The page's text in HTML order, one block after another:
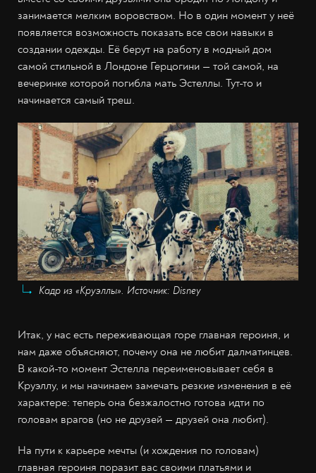
занимается мелким воровством. Но в один момент у неё
появляется возможность показать все свои навыки в
создании одежды. Её берут на работу в модный дом
самой стильной в Лондоне Герцогини — той самой, на
вечеринке которой погибла мать Эстеллы. Тут-то и
начинается самый треш.
Кадр из «Круэллы». Источник: Disney
Итак, у нас есть переживающая горе главная героиня, и
нам даже объясняют, почему она не любит далматинцев.
В какой-то момент Эстелла переименовывает себя в
Круэллу, и мы начинаем замечать резкие изменения в её
характере: теперь она безжалостно готова идти по
головам врагов (но не друзей — друзей она любит).
На пути к карьере мечты (и хождения по головам)
главная героиня поразит вас своими платьями и